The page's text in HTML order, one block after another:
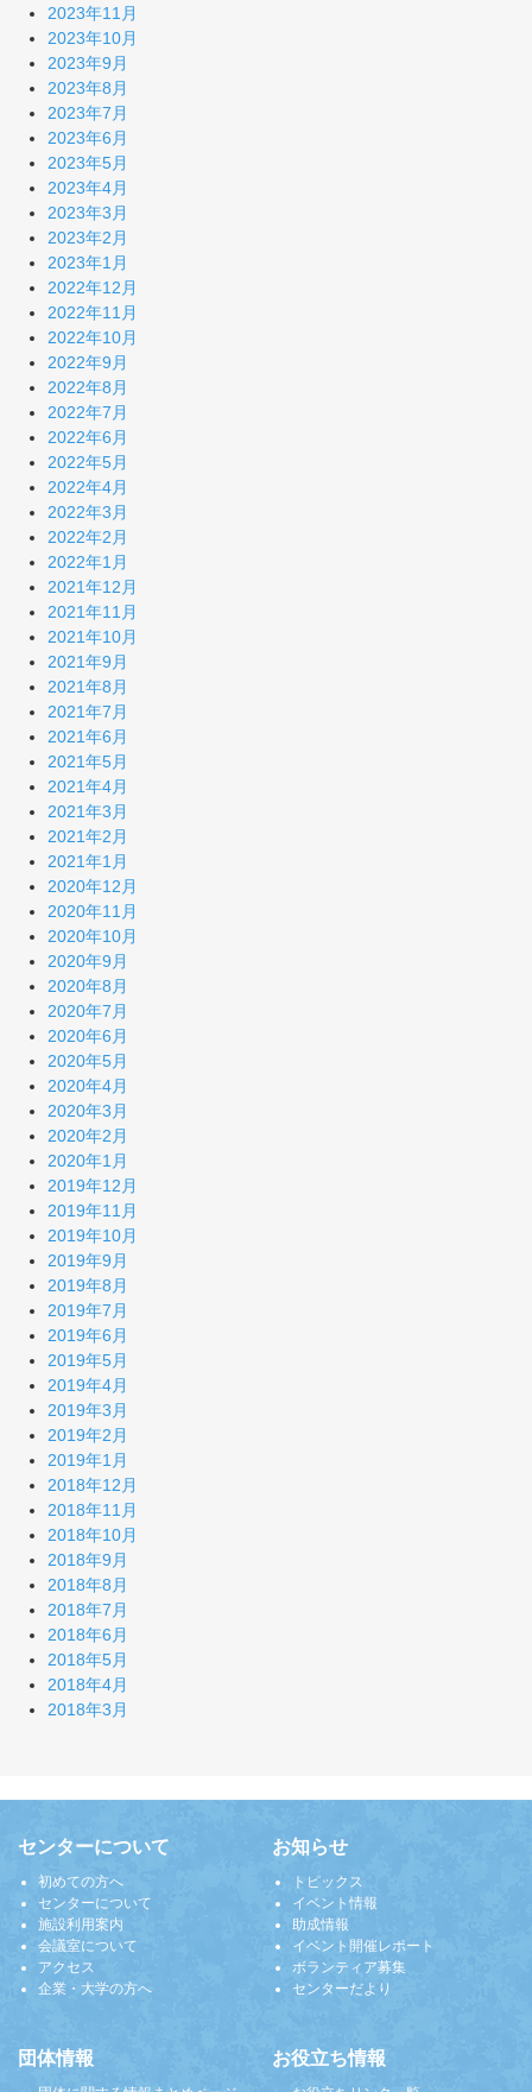
2023年11月
2023年10月
2023年9月
2023年8月
2023年7月
2023年6月
2023年5月
2023年4月
2023年3月
2023年2月
2023年1月
2022年12月
2022年11月
2022年10月
2022年9月
2022年8月
2022年7月
2022年6月
2022年5月
2022年4月
2022年3月
2022年2月
2022年1月
2021年12月
2021年11月
2021年10月
2021年9月
2021年8月
2021年7月
2021年6月
2021年5月
2021年4月
2021年3月
2021年2月
2021年1月
2020年12月
2020年11月
2020年10月
2020年9月
2020年8月
2020年7月
2020年6月
2020年5月
2020年4月
2020年3月
2020年2月
2020年1月
2019年12月
2019年11月
2019年10月
2019年9月
2019年8月
2019年7月
2019年6月
2019年5月
2019年4月
2019年3月
2019年2月
2019年1月
2018年12月
2018年11月
2018年10月
2018年9月
2018年8月
2018年7月
2018年6月
2018年5月
2018年4月
2018年3月
センターについて
初めての方へ
センターについて
施設利用案内
会議室について
アクセス
企業・大学の方へ
お知らせ
トピックス
イベント情報
助成情報
イベント開催レポート
ボランティア募集
センターだより
団体情報 お役立ち情報